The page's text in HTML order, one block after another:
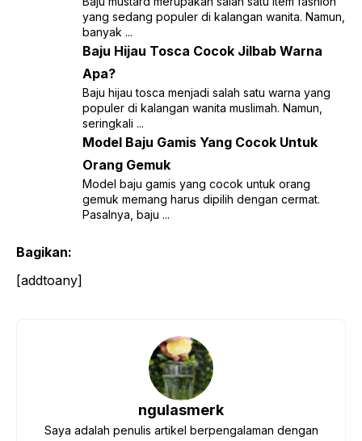
yang sedang populer di kalangan wanita. Namun,
banyak ...
Baju Hijau Tosca Cocok Jilbab Warna
Apa?
Baju hijau tosca menjadi salah satu warna yang
populer di kalangan wanita muslimah. Namun,
seringkali ...
Model Baju Gamis Yang Cocok Untuk
Orang Gemuk
Model baju gamis yang cocok untuk orang
gemuk memang harus dipilih dengan cermat.
Pasalnya, baju ...
Bagikan:
[addtoany]
ngulasmerk
Saya adalah penulis artikel berpengalaman dengan